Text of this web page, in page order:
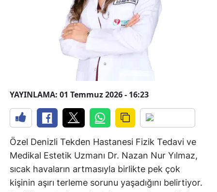
YAYINLAMA: 01 Temmuz 2026 - 16:23
Özel Denizli Tekden Hastanesi Fizik Tedavi ve
Medikal Estetik Uzmanı Dr. Nazan Nur Yılmaz,
sıcak havaların artmasıyla birlikte pek çok
kişinin aşırı terleme sorunu yaşadığını belirtiyor.